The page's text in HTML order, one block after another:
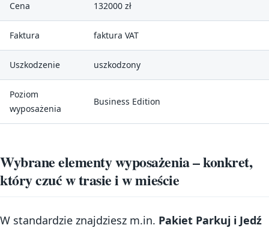
Cena 132000 zł
Faktura faktura VAT
Uszkodzenie uszkodzony
Poziom
wyposażenia
Business Edition
Wybrane elementy wyposażenia – konkret,
który czuć w trasie i w mieście
W standardzie znajdziesz m.in. Pakiet Parkuj i Jedź